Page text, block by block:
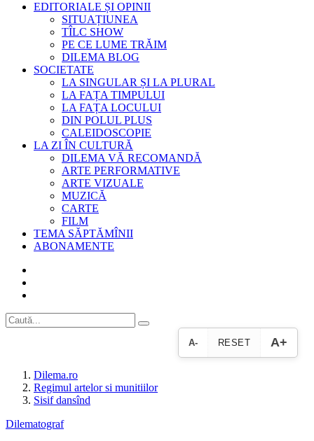
EDITORIALE ȘI OPINII
SITUAȚIUNEA
TÎLC SHOW
PE CE LUME TRĂIM
DILEMA BLOG
SOCIETATE
LA SINGULAR ȘI LA PLURAL
LA FAȚA TIMPULUI
LA FAȚA LOCULUI
DIN POLUL PLUS
CALEIDOSCOPIE
LA ZI ÎN CULTURĂ
DILEMA VĂ RECOMANDĂ
ARTE PERFORMATIVE
ARTE VIZUALE
MUZICĂ
CARTE
FILM
TEMA SĂPTĂMÎNII
ABONAMENTE
A- RESET A+
Dilema.ro
Regimul artelor si munitiilor
Sisif dansînd
Dilematograf